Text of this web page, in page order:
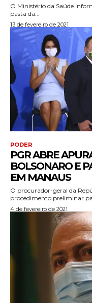
O Ministério da Saúde
pasta da...
13 de fevereiro de 2021
PODER
PGR ABRE
BOLSONARO E
EM MANAUS
O procurador-geral da
procedimento preliminar
4 de fevereiro de 2021